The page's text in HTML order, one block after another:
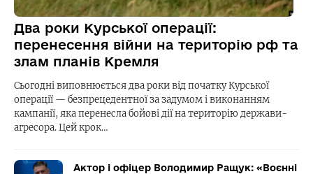
Два роки Курської операції:
перенесення війни на територію рф та
злам планів Кремля
Сьогодні виповнюється два роки від початку Курської
операції — безпрецедентної за задумом і виконанням
кампанії, яка перенесла бойові дії на територію держави-
агресора. Цей крок…
Актор і офіцер Володимир Ращук: «Воєнні